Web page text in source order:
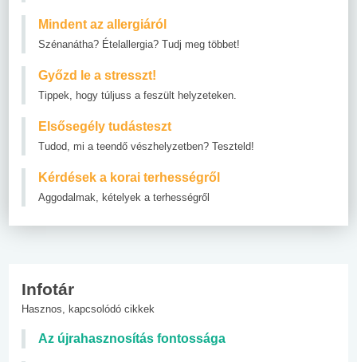
Mindent az allergiáról
Szénanátha? Ételallergia? Tudj meg többet!
Győzd le a stresszt!
Tippek, hogy túljuss a feszült helyzeteken.
Elsősegély tudásteszt
Tudod, mi a teendő vészhelyzetben? Teszteld!
Kérdések a korai terhességről
Aggodalmak, kételyek a terhességről
Infotár
Hasznos, kapcsolódó cikkek
Az újrahasznosítás fontossága